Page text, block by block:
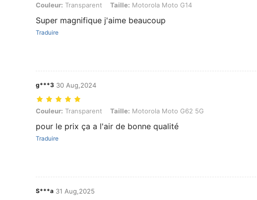
Couleur: Transparent, Taille: Motorola Moto G14
Couleur: Transparent Taille: Motorola Moto G14
Super magnifique j'aime beaucoup
Traduire
g***3 30 Aug,2024
Couleur: Transparent, Taille: Motorola Moto G62 5G
Couleur: Transparent Taille: Motorola Moto G62 5G
pour le prix ça a l'air de bonne qualité
Traduire
S***a 31 Aug,2025